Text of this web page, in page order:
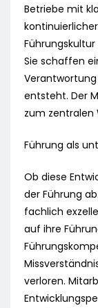
Betriebe mit
Sie schaffen
entsteht. Der
zum zentralen
Führung als
Ob diese
der Führung
fachlich
auf ihre
verloren.